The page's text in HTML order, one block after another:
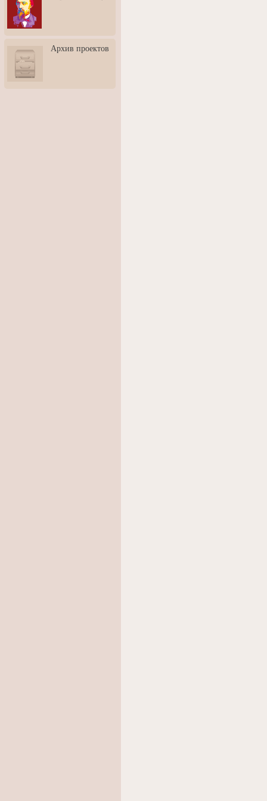
3: Обусловленности
человека и их влияние на
карьеру
скульптором Дмитрием
Тугариновым
АртБульвар в День города
Архив проектов